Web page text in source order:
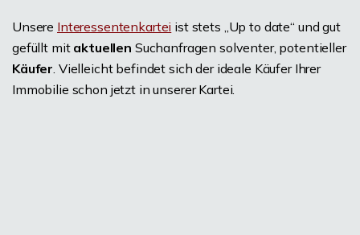
Unsere Interessentenkartei ist stets „Up to date“ und gut
gefüllt mit aktuellen Suchanfragen solventer, potentieller
Käufer. Vielleicht befindet sich der ideale Käufer Ihrer
Immobilie schon jetzt in unserer Kartei.